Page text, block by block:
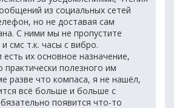
из социальных сетей
но не доставая сам
С ними мы не пропустите
смс т.к. часы с вибро.
их основное назначение,
полезного им
разве что компаса, я не нашёл,
всё больше и больше с
появится что-то